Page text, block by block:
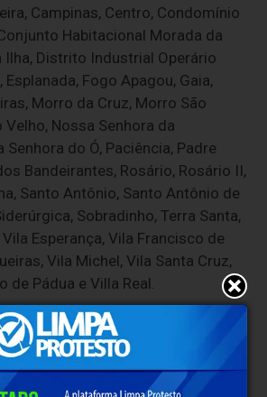
Campinas, Centro, Condomínio
Habitacional Morada da
Ilha, Distrito Industrial Operário
Fogo Apagou, Gaia,
Morro da Cruz, Morro São
Nossa Senhora da
Senhora do Ó, Paciência, Padre
Bandeirantes, Rosário, Rosário II,
Santo Antônio, Santo Antônio de
Sobradinho, Terra Santa,
Esperança, Vila Francisco de
Vila Michel, Vila Santa Cruz,
de Pádua e Villa Real.
seguirá acompanhando a
novas informações caso haja
informada pela Copasa.